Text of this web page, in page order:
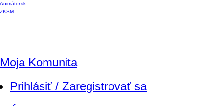
Animátor.sk
ZKSM
Moja Komunita
Prihlásiť / Zaregistrovať sa